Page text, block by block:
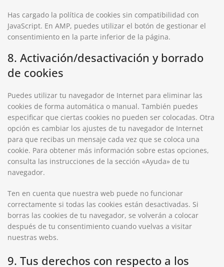
Has cargado la política de cookies sin compatibilidad con
JavaScript. En AMP, puedes utilizar el botón de gestionar el
consentimiento en la parte inferior de la página.
8. Activación/desactivación y borrado
de cookies
Puedes utilizar tu navegador de Internet para eliminar las
cookies de forma automática o manual. También puedes
especificar que ciertas cookies no pueden ser colocadas. Otra
opción es cambiar los ajustes de tu navegador de Internet
para que recibas un mensaje cada vez que se coloca una
cookie. Para obtener más información sobre estas opciones,
consulta las instrucciones de la sección «Ayuda» de tu
navegador.
Ten en cuenta que nuestra web puede no funcionar
correctamente si todas las cookies están desactivadas. Si
borras las cookies de tu navegador, se volverán a colocar
después de tu consentimiento cuando vuelvas a visitar
nuestras webs.
9. Tus derechos con respecto a los